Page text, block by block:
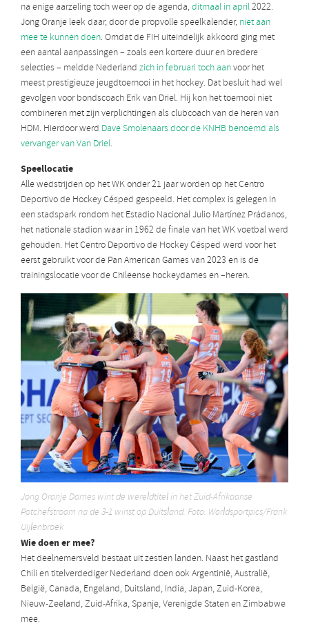
na enige aarzeling toch weer op de agenda,ditmaal in april2022.
Jong Oranje leek daar, door de propvolle speelkalender, niet aan
mee te kunnen doen. Omdat de FIH uiteindelijk akkoord ging met
een aantal aanpassingen – zoals een kortere duur en bredere
selecties – meldde Nederland zich in februari toch aanvoor het
meest prestigieuze jeugdtoernooi in het hockey. Dat besluit had wel
gevolgen voor bondscoach Erik van Driel. Hij kon het toernooi niet
combineren met zijn verplichtingen als clubcoach van de heren van
HDM. Hierdoor werd Dave Smolenaars door de KNHB benoemd als
vervanger van Van Driel.
Speellocatie
Alle wedstrijden op het WK onder 21 jaar worden op het Centro
Deportivo de Hockey Césped gespeeld. Het complex is gelegen in
een stadspark rondom het Estadio Nacional Julio Martínez Prádanos,
het nationale stadion waar in 1962 de finale van het WK voetbal werd
gehouden. Het Centro Deportivo de Hockey Césped werd voor het
eerst gebruikt voor de Pan American Games van 2023 en is de
trainingslocatie voor de Chileense hockeydames en –heren.
Jong Oranje Dames wint de wereldtitel in het Zuid-Afrikaanse
Potchefstroom na de 3-1 winst op Duitsland. Foto: Worldsportpics/Frank
Uijlenbroek
Wie doen er mee?
Het deelnemersveld bestaat uit zestien landen. Naast het gastland
Chili en titelverdediger Nederland doen ook Argentinië, Australië,
België, Canada, Engeland, Duitsland, India, Japan, Zuid-Korea,
Nieuw-Zeeland, Zuid-Afrika, Spanje, Verenigde Staten en Zimbabwe
mee.